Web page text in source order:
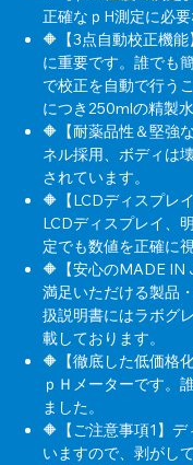
正確なｐH測定に必
🔶【3点自動校正機
に重要です。誰でも
で校正を自動で行う
につき250mlの精製
🔶【耐薬品性＆堅強
ネル採用、ボディは
されています。
🔶【LCDディスプレ
LCDディスプレイ、
定でも数値を正確に
🔶【安心のMADE IN
満足いただける製品
扱説明書にはラボグ
載しております。
🔶【徹底した低価格
ｐＨメーターです。
ました。
🔶【ご注意事項1】
いますので、剥がし